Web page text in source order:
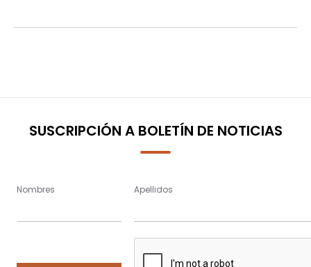
SUSCRIPCIÓN A BOLETÍN DE NOTICIAS
Nombres Apellidos